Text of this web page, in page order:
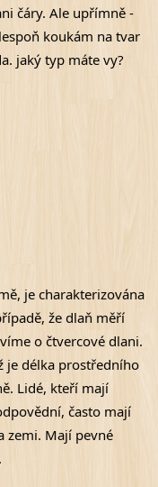
čáry. Ale upřímně -
koukám na tvar
jaký typ máte vy?
je charakterizována
že dlaň měří
o čtvercové dlani.
je délka prostředního
Lidé, kteří mají
často mají
zemi. Mají pevné